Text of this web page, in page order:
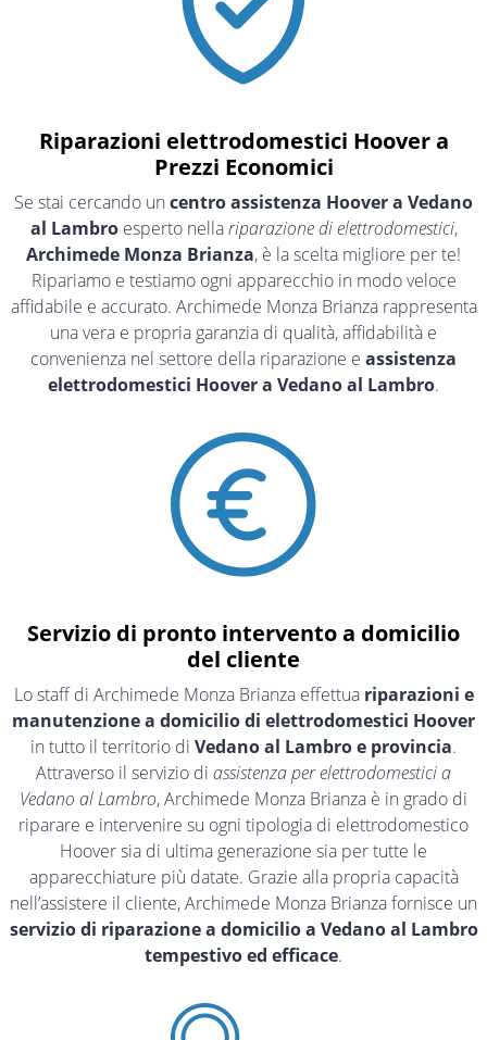
Riparazioni elettrodomestici Hoover a
Prezzi Economici
Se stai cercando un centro assistenza Hoover a Vedano
al Lambroesperto nellariparazione di elettrodomestici,
Archimede Monza Brianza, è la scelta migliore per te!
Ripariamo e testiamo ogni apparecchio in modo veloce
affidabile e accurato. Archimede Monza Brianza rappresenta
una vera e propria garanzia di qualità, affidabilità e
convenienza nel settore della riparazione e assistenza
elettrodomestici Hoover a Vedano al Lambro.
Servizio di pronto intervento a domicilio
del cliente
Lo staff di Archimede Monza Brianza effettua riparazioni e
manutenzione a domicilio di elettrodomestici Hoover
in tutto il territorio di Vedano al Lambro e provincia.
Attraverso il servizio di assistenza per elettrodomestici a
Vedano al Lambro, Archimede Monza Brianza è in grado di
riparare e intervenire su ogni tipologia di elettrodomestico
Hoover sia di ultima generazione sia per tutte le
apparecchiature più datate. Grazie alla propria capacità
nell’assistere il cliente, Archimede Monza Brianza fornisce un
servizio di riparazione a domicilio a Vedano al Lambro
tempestivo ed efficace.